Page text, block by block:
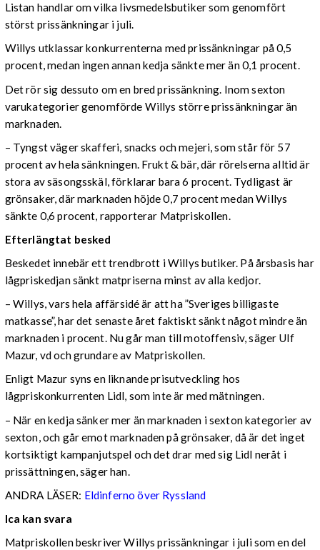
Listan handlar om vilka livsmedelsbutiker som genomfört
störst prissänkningar i juli.
Willys utklassar konkurrenterna med prissänkningar på 0,5
procent, medan ingen annan kedja sänkte mer än 0,1 procent.
Det rör sig dessuto om en bred prissänkning. Inom sexton
varukategorier genomförde Willys större prissänkningar än
marknaden.
– Tyngst väger skafferi, snacks och mejeri, som står för 57
procent av hela sänkningen. Frukt & bär, där rörelserna alltid är
stora av säsongsskäl, förklarar bara 6 procent. Tydligast är
grönsaker, där marknaden höjde 0,7 procent medan Willys
sänkte 0,6 procent, rapporterar Matpriskollen.
Efterlängtat besked
Beskedet innebär ett trendbrott i Willys butiker. På årsbasis har
lågpriskedjan sänkt matpriserna minst av alla kedjor.
– Willys, vars hela affärsidé är att ha ”Sveriges billigaste
matkasse”, har det senaste året faktiskt sänkt något mindre än
marknaden i procent. Nu går man till motoffensiv, säger Ulf
Mazur, vd och grundare av Matpriskollen.
Enligt Mazur syns en liknande prisutveckling hos
lågpriskonkurrenten Lidl, som inte är med mätningen.
– När en kedja sänker mer än marknaden i sexton kategorier av
sexton, och går emot marknaden på grönsaker, då är det inget
kortsiktigt kampanjutspel och det drar med sig Lidl neråt i
prissättningen, säger han.
ANDRA LÄSER: Eldinferno över Ryssland
Ica kan svara
Matpriskollen beskriver Willys prissänkningar i juli som en del